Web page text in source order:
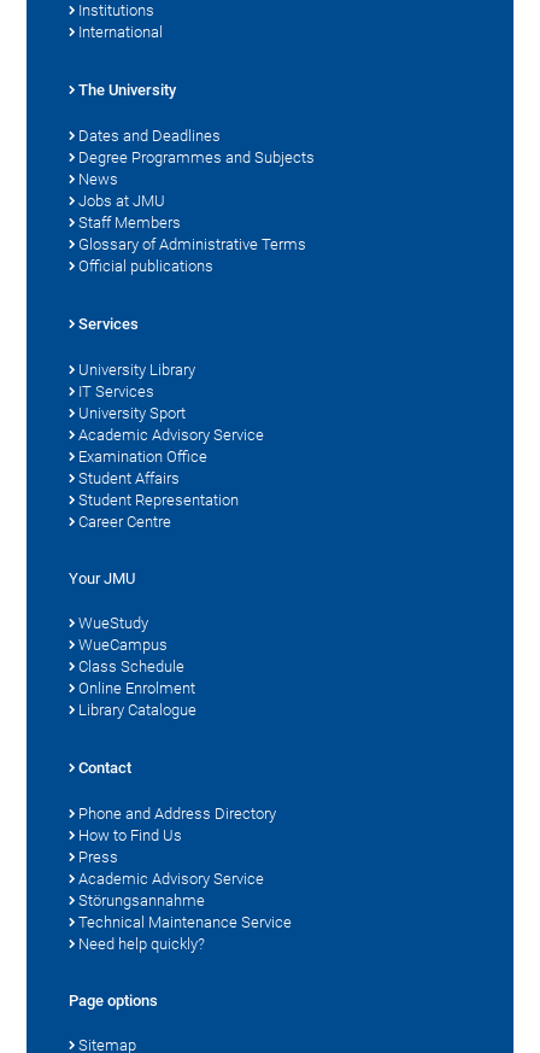
Institutions
International
The University
Dates and Deadlines
Degree Programmes and Subjects
News
Jobs at JMU
Staff Members
Glossary of Administrative Terms
Official publications
Services
University Library
IT Services
University Sport
Academic Advisory Service
Examination Office
Student Affairs
Student Representation
Career Centre
Your JMU
WueStudy
WueCampus
Class Schedule
Online Enrolment
Library Catalogue
Contact
Phone and Address Directory
How to Find Us
Press
Academic Advisory Service
Störungsannahme
Technical Maintenance Service
Need help quickly?
Page options
Sitemap